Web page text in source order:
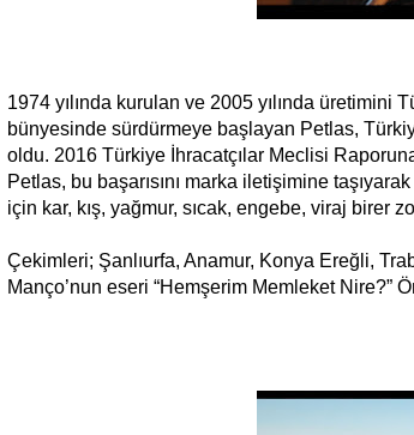
1974 yılında kurulan ve 2005 yılında
bünyesinde sürdürmeye başlayan Petlas,
oldu. 2016 Türkiye İhracatçılar Meclisi
Petlas, bu başarısını marka iletişimine
için kar, kış, yağmur, sıcak, engebe, viraj birer
Çekimleri; Şanlıurfa, Anamur, Konya Ereğli,
Manço’nun eseri “Hemşerim Memleket Nire?”